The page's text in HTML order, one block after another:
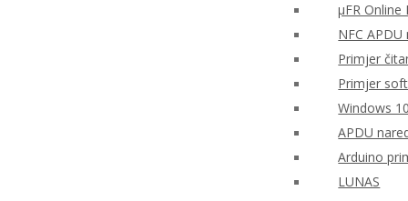
μFR
NFC
Primjer
Primjer
Windows
APDU
Arduino
LUNAS